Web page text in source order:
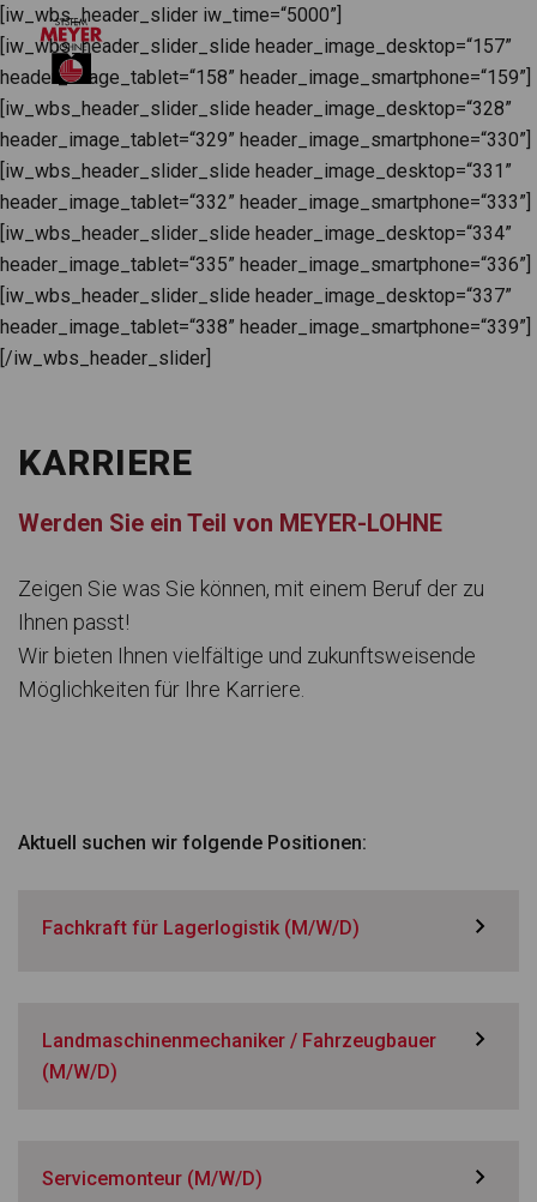
[iw_wbs_header_slider iw_time=“5000”]
[iw_wbs_header_slider_slide header_image_desktop=“157”
header_image_tablet=“158” header_image_smartphone=“159”]
[iw_wbs_header_slider_slide header_image_desktop=“328”
header_image_tablet=“329” header_image_smartphone=“330”]
[iw_wbs_header_slider_slide header_image_desktop=“331”
header_image_tablet=“332” header_image_smartphone=“333”]
[iw_wbs_header_slider_slide header_image_desktop=“334”
header_image_tablet=“335” header_image_smartphone=“336”]
[iw_wbs_header_slider_slide header_image_desktop=“337”
header_image_tablet=“338” header_image_smartphone=“339”]
[/iw_wbs_header_slider]
KARRIERE
Wer­den Sie ein Teil von MEYER-LOHNE
Zei­gen Sie was Sie kön­nen, mit einem Beruf der zu
Ihnen passt!
Wir bie­ten Ihnen viel­fäl­tige und zukunfts­wei­sende
Mög­lich­kei­ten für Ihre Kar­riere.
Aktu­ell suchen wir fol­gende Posi­tio­nen:
Fachkraft für Lagerlogistik (M/W/D)
Landmaschinenmechaniker / Fahrzeugbauer
(M/W/D)
Servicemonteur (M/W/D)